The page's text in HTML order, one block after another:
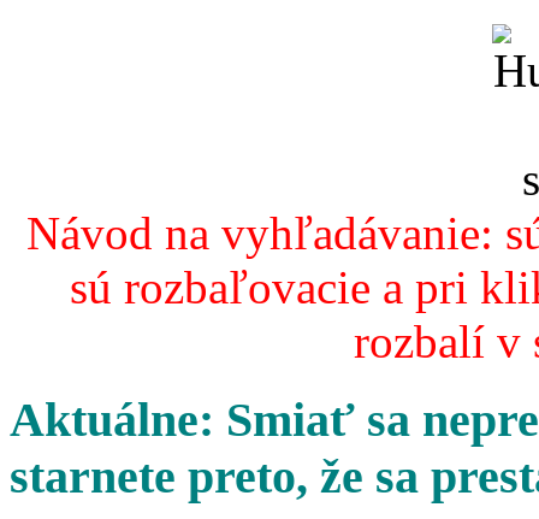
Návod na vyhľadávanie:
sú rozbaľovacie a pri
rozbalí v
Aktuálne: Smiať sa
starnete preto, že sa